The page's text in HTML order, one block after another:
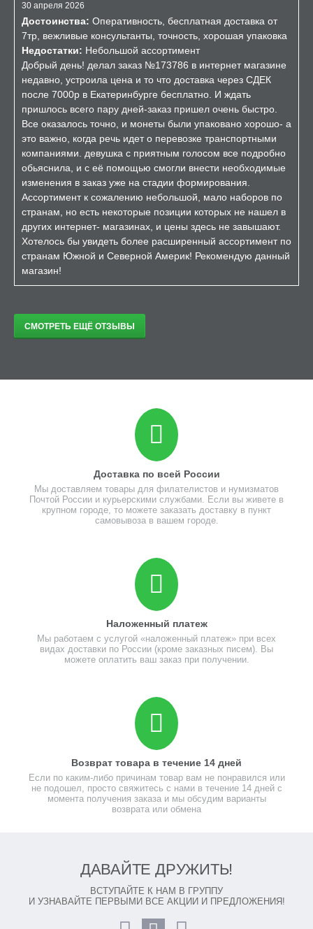
30 апреля 2026
Достоинства: Оперативность, бесплатная доставка от
7тр, вежливые консультанты, точность, хорошая упаковка
Недостатки: Небольшой ассортимент
Добрый день! делал заказ №173786 в интернет магазине
недавно, устроила цена и то что доставка через СДЕК
после 7000р в Екатеринбурге бесплатно. И ждать
пришлось всего пару дней-заказ пришел очень быстро.
Все оказалось точно, и монеты были упаковано хорошо- а
это важно, когда речь идет о перевозке транспортными
компаниями. девушка с приятным голосом все подробно
обьяснила, и с её помощью смогли внести необходимые
изменения в заказ уже на стадии формирования.
Ассортимент к сожалению небольшой, мало наборов по
странам, но есть некоторые позиции которых не нашел в
других интернет- магазинах, и цены здесь не завышают.
Хотелось бы увидеть более расширенный ассортимент по
странам Южной и Северной Америк! Рекомендую данный
магазин!
СМОТРЕТЬ ЕЩЁ ОТЗЫВЫ
Доставка по всей России
Мы доставляем товары для филателистов и нумизматов
Почтой России и курьерскими службами. Если вы живете в
крупном городе, то можете заказать доставку в пункт
самовывоза в вашем городе.
Наложенный платеж
Мы работаем с услугой «наложенный платеж» при всех
видах доставки по России (кроме заказных писем). Вы
можете оплатить ваш заказ при получении.
Возврат товара в течение 14 дней
Если по каким-либо причинам товар вам не понравился или
не подошел, просто свяжитесь с нами в течение 14 дней с
момента получения заказа и мы обсудим варианты
возврата или обмена
ДАВАЙТЕ ДРУЖИТЬ!
ВСТУПАЙТЕ К НАМ В ГРУППУ
И УЗНАВАЙТЕ ПЕРВЫМИ ВСЕ АКЦИИ И ПРЕДЛОЖЕНИЯ!